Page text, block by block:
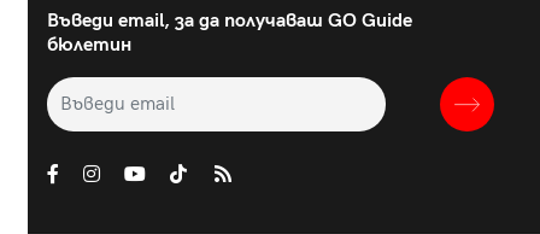
Въведи email, за да получаваш GO Guide
бюлетин